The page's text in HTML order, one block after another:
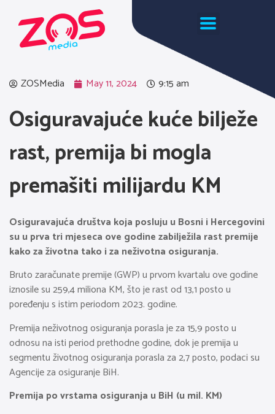
ZOSMedia May 11, 2024 9:15 am
Osiguravajuće kuće bilježe
rast, premija bi mogla
premašiti milijardu KM
Osiguravajuća društva koja posluju u Bosni i Hercegovini
su u prva tri mjeseca ove godine zabilježila rast premije
kako za životna tako i za neživotna osiguranja.
Bruto zaračunate premije (GWP) u prvom kvartalu ove godine
iznosile su 259,4 miliona KM, što je rast od 13,1 posto u
poređenju s istim periodom 2023. godine.
Premija neživotnog osiguranja porasla je za 15,9 posto u
odnosu na isti period prethodne godine, dok je premija u
segmentu životnog osiguranja porasla za 2,7 posto, podaci su
Agencije za osiguranje BiH.
Premija po vrstama osiguranja u BiH (u mil. KM)